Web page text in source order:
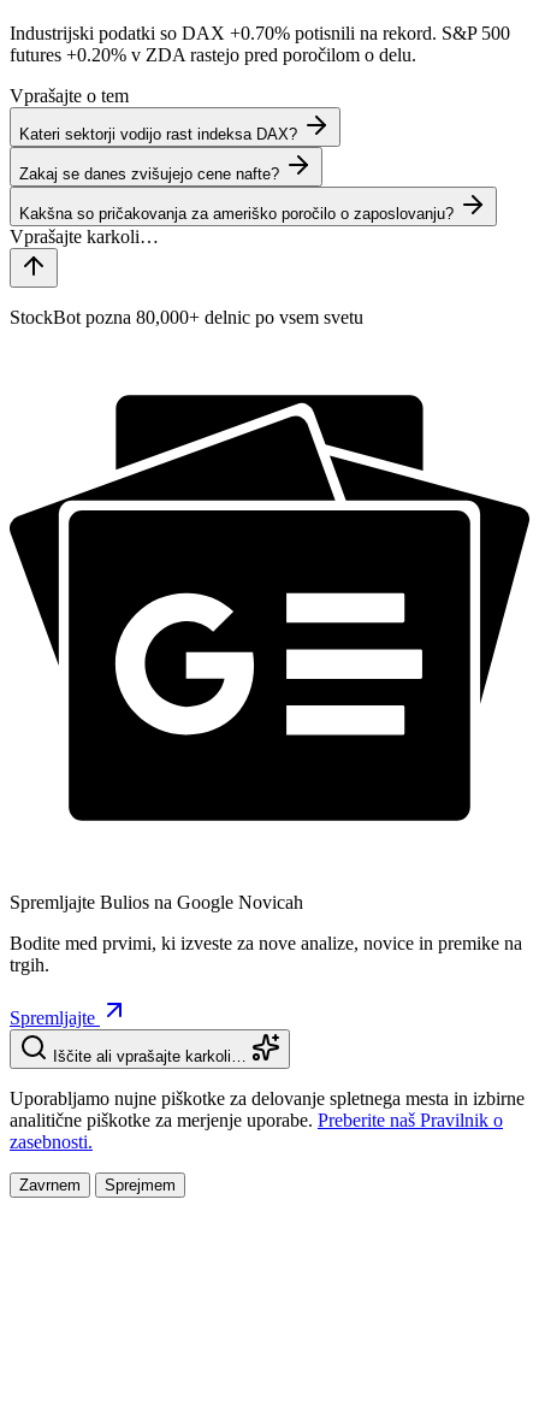
Industrijski podatki so DAX +0.70% potisnili na rekord. S&P 500
futures +0.20% v ZDA rastejo pred poročilom o delu.
Vprašajte o tem
Kateri sektorji vodijo rast indeksa DAX?
Zakaj se danes zvišujejo cene nafte?
Kakšna so pričakovanja za ameriško poročilo o zaposlovanju?
StockBot pozna 80,000+ delnic po vsem svetu
Spremljajte Bulios na Google Novicah
Bodite med prvimi, ki izveste za nove analize, novice in premike na
trgih.
Spremljajte
Iščite ali vprašajte karkoli…
Uporabljamo nujne piškotke za delovanje spletnega mesta in izbirne
analitične piškotke za merjenje uporabe. Preberite naš Pravilnik o
zasebnosti.
Zavrnem Sprejmem